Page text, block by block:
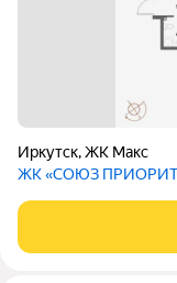
Иркутск,ЖК Макс
ЖК «СОЮЗ